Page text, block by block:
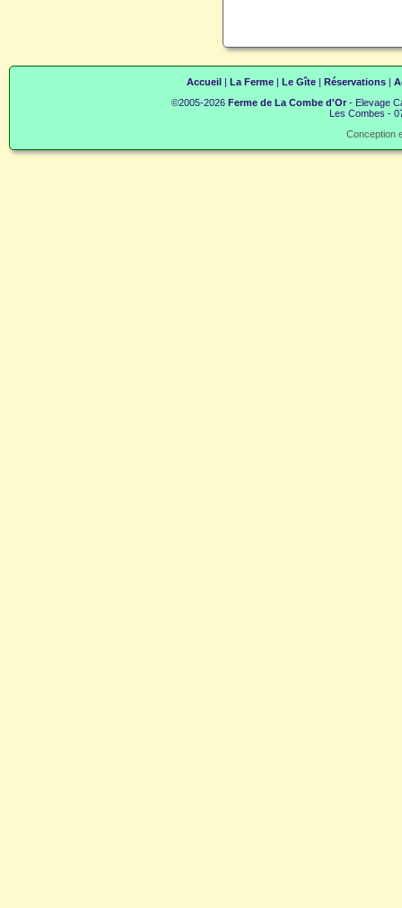
Accueil La Ferme| Le Gîte| Réservations|
©2005-2026 Ferme de La Combe d'Or- Elevage
Les Combes -
Conception